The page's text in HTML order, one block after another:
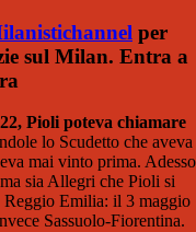
per
sul Milan. Entra a
Pioli poteva chiamare
lo Scudetto che aveva
mai vinto prima. Adesso
sia Allegri che Pioli si
Reggio Emilia: il 3 maggio
Sassuolo-Fiorentina.